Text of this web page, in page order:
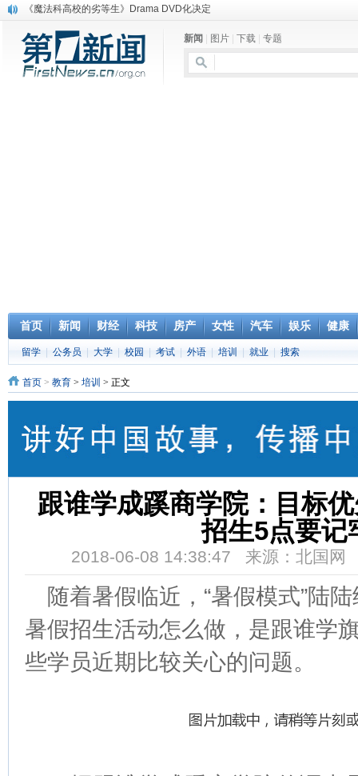
《魔法科高校的劣等生》Drama DVD化决定
消息称刘强东要求京东商城明年扭亏为盈
保健品也能吃出一身病? 康宝莱员工自揭多项家丑
煤价"跳水"电企利润"蹦高" 电煤联动亟待完善
新闻 图片 下载 专题
首页 新闻 财经 科技 房产 女性 汽车 娱乐 健康
留学 公务员 大学 校园 考试 外语 培训 就业 搜索
首页 > 教育 > 培训 > 正文
跟谁学成蹊商学院：目标
招生5点要记
2018-06-08 14:38:47 来源：北国网
随着暑假临近，“暑假模式”陆
暑假招生活动怎么做，是跟谁学
些学员近期比较关心的问题。